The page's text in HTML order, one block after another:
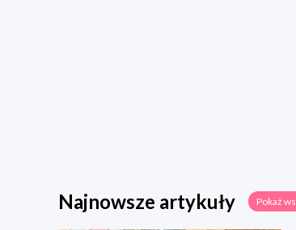
Najnowsze artykuły Pokaż